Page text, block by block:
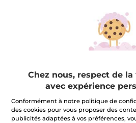
100%
actifs
végétaux
60
champs
Chez nous, respect de
avec expérience
Conformément à notre politique de
des cookies pour vous proposer des
publicités adaptées à vos préférences,